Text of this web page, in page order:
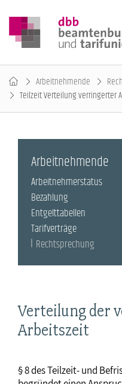
Arbeitnehmende
Teilzeit Verteilung verringerter
Verteilung der
Arbeitszeit
§ 8 des Teilzeit- und
Arbeitnehmende
Arbeitnehmerstatus
Bezahlung
Entgelttabellen
Tarifverträge
Rechtsprechung